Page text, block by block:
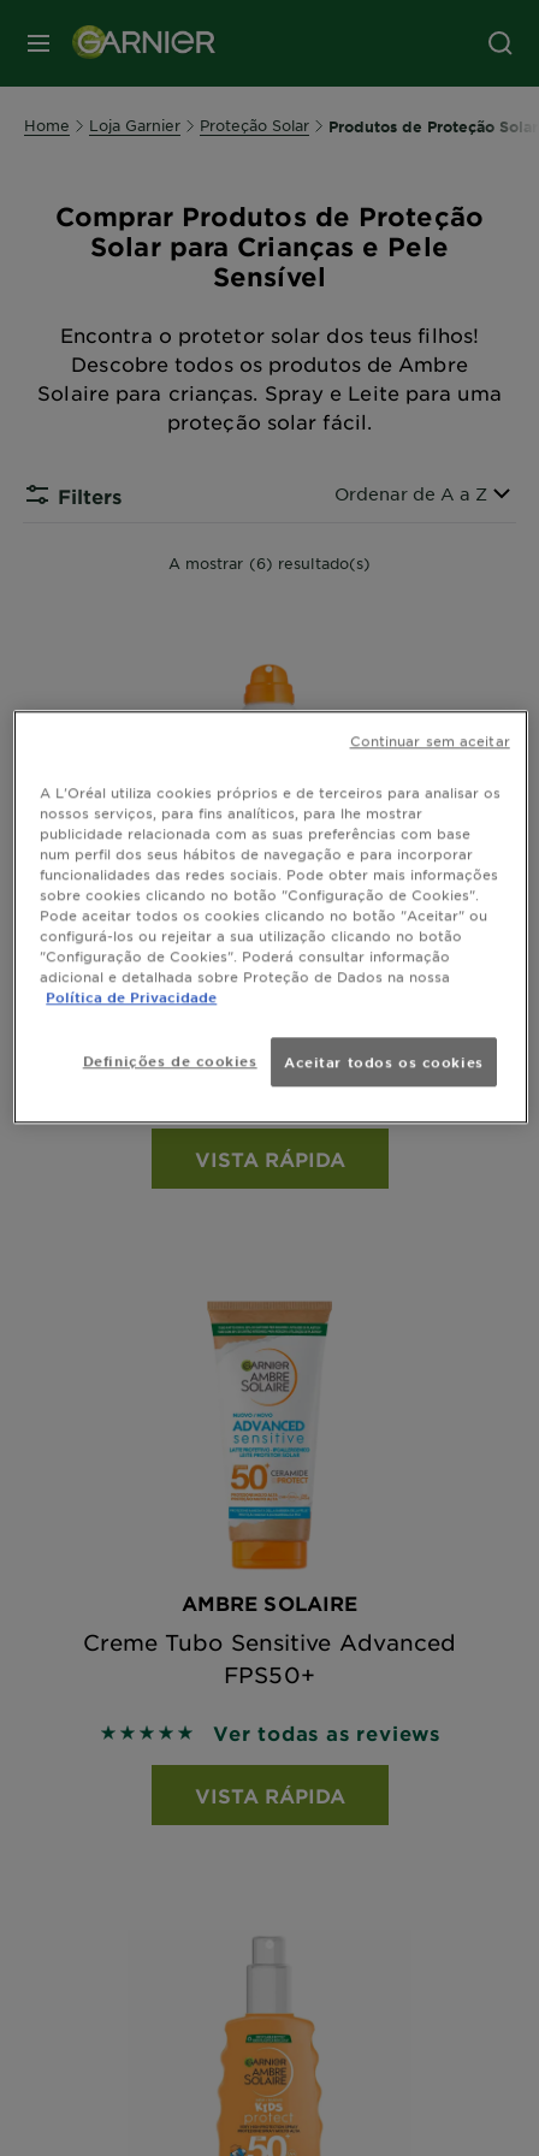
MENU
Home Loja Garnier Proteção Solar Produtos de Proteção
Comprar Produtos de Proteção
Solar para Crianças e Pele
Sensível
Encontra o protetor solar dos teus filhos!
Descobre todos os produtos de Ambre
Solaire para crianças. Spray e Leite para uma
proteção solar fácil.
Filters Ordenar por
Ordenar de A a Z
A mostrar (6) resultado(s)
AMBRE SOLAIRE
Bruma protetora antiareia para peles
sensíveis
VISTA RÁPIDA
AMBRE SOLAIRE
Creme Tubo Sensitive Advanced
FPS50+
5 out of 5 stars based on reviews
Ver todas as reviews
VISTA RÁPIDA
A L'Oréal utiliza cookies próprios e de terceiros para analisar os
nossos serviços, para fins analíticos, para lhe mostrar
publicidade relacionada com as suas preferências com base
num perfil dos seus hábitos de navegação e para incorporar
funcionalidades das redes sociais. Pode obter mais informações
sobre cookies clicando no botão "Configuração de Cookies".
Pode aceitar todos os cookies clicando no botão "Aceitar" ou
configurá-los ou rejeitar a sua utilização clicando no botão
"Configuração de Cookies". Poderá consultar informação
adicional e detalhada sobre Proteção de Dados na nossa
Política de Privacidade
Definições de cookies Aceitar todos os cookies
Continuar sem aceitar